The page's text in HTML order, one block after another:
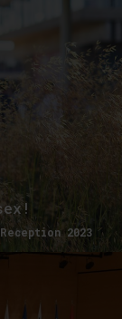
2023